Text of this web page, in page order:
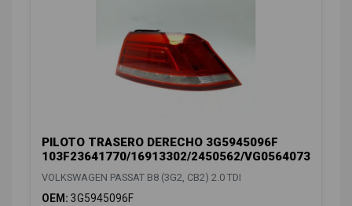
PILOTO TRASERO DERECHO 3G5945096F
103F23641770/16913302/2450562/VG0564073
VOLKSWAGEN PASSAT B8 (3G2, CB2) 2.0 TDI
OEM: 3G5945096F